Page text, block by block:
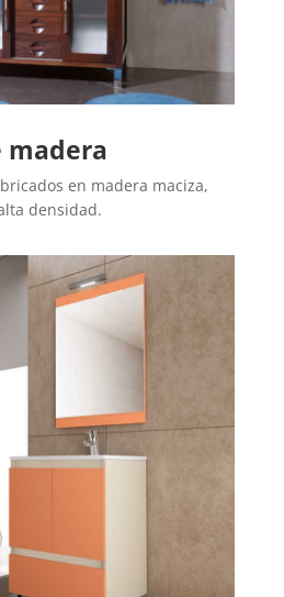
madera
en madera maciza,
densidad.